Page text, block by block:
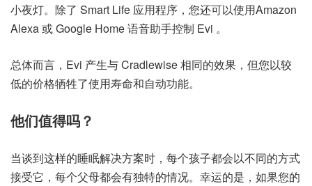
小夜灯。除了 Smart Life 应用程序，您还可以使用Amazon
Alexa 或 Google Home 语音助手控制 Evi 。
总体而言，Evi 产生与 Cradlewise 相同的效果，但您以较
低的价格牺牲了使用寿命和自动功能。
他们值得吗？
当谈到这样的睡眠解决方案时，每个孩子都会以不同的方式
接受它，每个父母都会有独特的情况。幸运的是，如果您的